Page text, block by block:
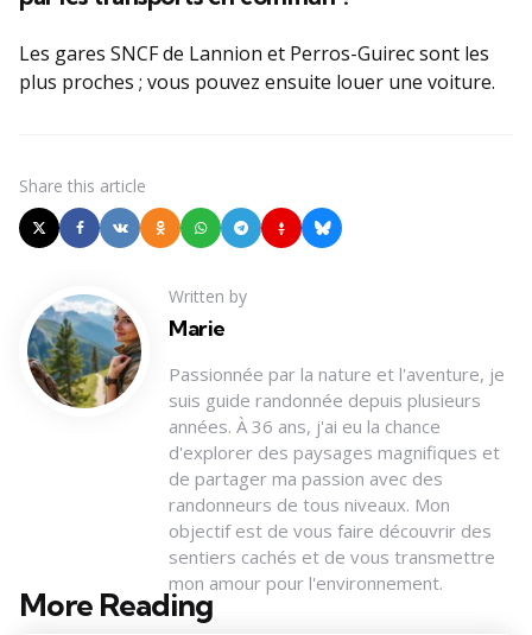
Les gares SNCF de Lannion et Perros-Guirec sont les
plus proches ; vous pouvez ensuite louer une voiture.
Share this article
Written by
Marie
Passionnée par la nature et l'aventure, je
suis guide randonnée depuis plusieurs
années. À 36 ans, j'ai eu la chance
d'explorer des paysages magnifiques et
de partager ma passion avec des
randonneurs de tous niveaux. Mon
objectif est de vous faire découvrir des
sentiers cachés et de vous transmettre
mon amour pour l'environnement.
More Reading
Post